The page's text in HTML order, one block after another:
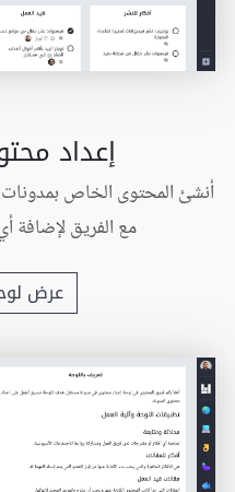
إعداد
أنشئ المحتوى الخاص بمدونات
مع الفريق لإضافة
عرض